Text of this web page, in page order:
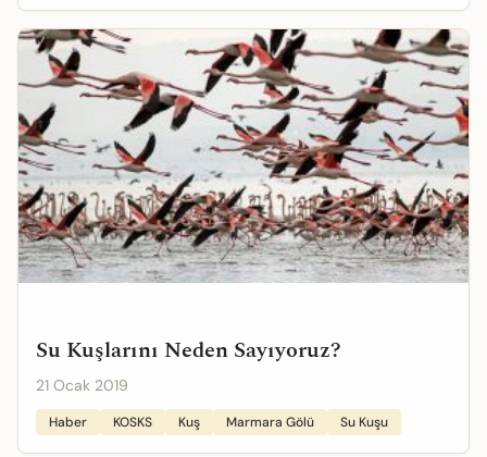
Su Kuşlarını Neden Sayıyoruz?
21 Ocak 2019
Haber KOSKS Kuş Marmara Gölü Su Kuşu